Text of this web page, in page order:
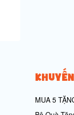
MUA 5